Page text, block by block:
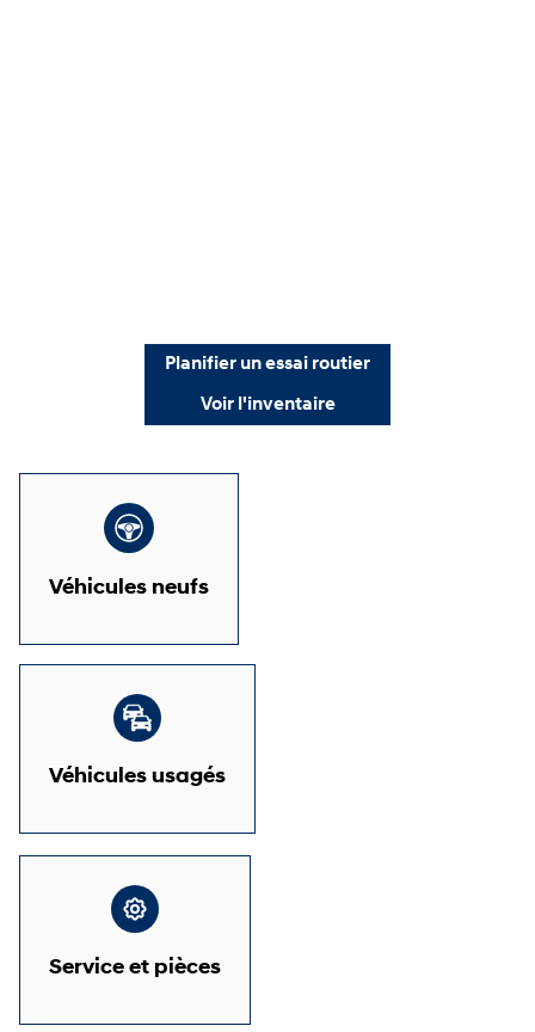
Planifier un essai routier
Voir l'inventaire
Véhicules neufs
Véhicules usagés
Service et pièces